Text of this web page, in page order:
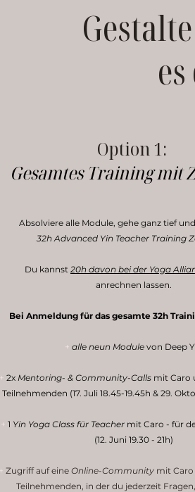
Gestalte
Option 1:
Gesamtes Training mit
Absolviere alle Module, gehe ganz tief
32h Advanced Yin Teacher Training
Du kannst 20h davon bei der Yoga
anrechnen lassen.
Bei Anmeldung für das gesamte 32h
+ alle neun Modulevon Deep
+ 2x Mentoring- & Community-Calls mit Caro
Teilnehmenden (17. Juli 18.45-19.45h & 29.
+ 1 Yin Yoga Class für Teacher mit Caro - für
(12. Juni 19.30 - 21h)
+ Zugriff auf eine Online-Community mit
Teilnehmenden, in der du jederzeit